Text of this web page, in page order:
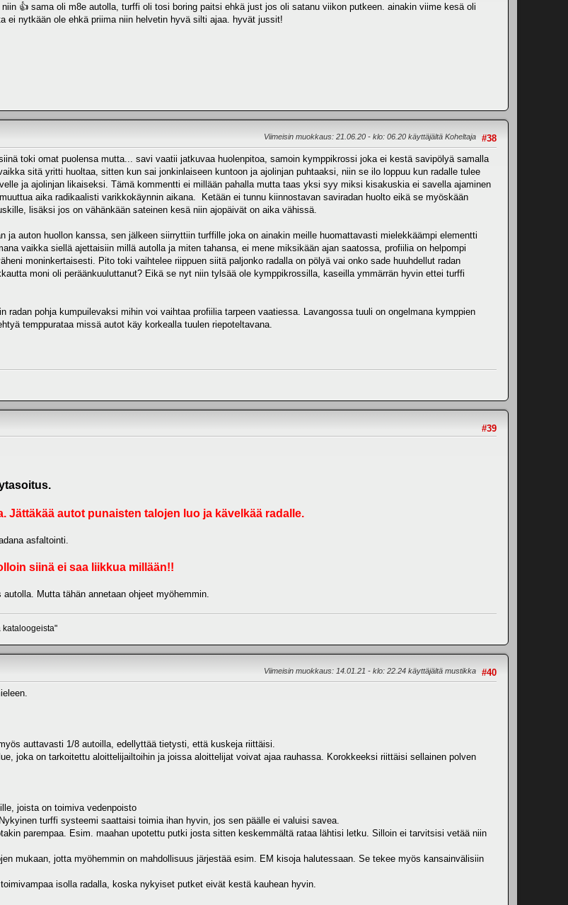
👍 sama oli m8e autolla, turffi oli tosi boring paitsi ehkä just jos oli satanu viikon putkeen. ainakin viime kesä oli
ei nytkään ole ehkä priima niin helvetin hyvä silti ajaa. hyvät jussit!
#38
Viimeisin muokkaus: 21.06.20 - klo: 06.20 käyttäjältä Koheltaja
toki omat puolensa mutta... savi vaatii jatkuvaa huolenpitoa, samoin kymppikrossi joka ei kestä savipölyä samalla
sitä yritti huoltaa, sitten kun sai jonkinlaiseen kuntoon ja ajolinjan puhtaaksi, niin se ilo loppuu kun radalle tulee
ja ajolinjan likaiseksi. Tämä kommentti ei millään pahalla mutta taas yksi syy miksi kisakuskia ei savella ajaminen
aika radikaalisti varikkokäynnin aikana. Ketään ei tunnu kiinnostavan saviradan huolto eikä se myöskään
lisäksi jos on vähänkään sateinen kesä niin ajopäivät on aika vähissä.
ja auton huollon kanssa, sen jälkeen siirryttiin turffille joka on ainakin meille huomattavasti mielekkäämpi elementti
vaikka siellä ajettaisiin millä autolla ja miten tahansa, ei mene miksikään ajan saatossa, profiilia on helpompi
moninkertaisesti. Pito toki vaihtelee riippuen siitä paljonko radalla on pölyä vai onko sade huuhdellut radan
moni oli peräänkuuluttanut? Eikä se nyt niin tylsää ole kymppikrossilla, kaseilla ymmärrän hyvin ettei turffi
radan pohja kumpuilevaksi mihin voi vaihtaa profiilia tarpeen vaatiessa. Lavangossa tuuli on ongelmana kymppien
temppurataa missä autot käy korkealla tuulen riepoteltavana.
#39
Jättäkää autot punaisten talojen luo ja kävelkää radalle.
asfaltointi.
siinä ei saa liikkua millään!!
Mutta tähän annetaan ohjeet myöhemmin.
kataloogeista"
#40
Viimeisin muokkaus: 14.01.21 - klo: 22.24 käyttäjältä mustikka
auttavasti 1/8 autoilla, edellyttää tietysti, että kuskeja riittäisi.
joka on tarkoitettu aloittelijailtoihin ja joissa aloittelijat voivat ajaa rauhassa. Korokkeeksi riittäisi sellainen polven
joista on toimiva vedenpoisto
turffi systeemi saattaisi toimia ihan hyvin, jos sen päälle ei valuisi savea.
parempaa. Esim. maahan upotettu putki josta sitten keskemmältä rataa lähtisi letku. Silloin ei tarvitsisi vetää niin
mukaan, jotta myöhemmin on mahdollisuus järjestää esim. EM kisoja halutessaan. Se tekee myös kansainvälisiin
isolla radalla, koska nykyiset putket eivät kestä kauhean hyvin.